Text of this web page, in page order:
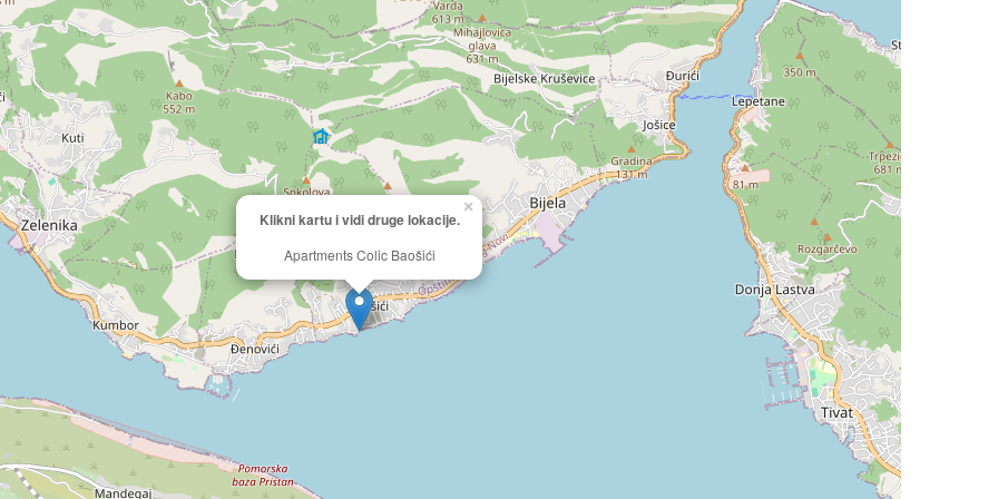
Klikni kartu i vidi druge lokacije.
Apartments Colic Baošići
×